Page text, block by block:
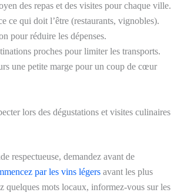
des repas et des visites pour chaque ville.
ce qui doit l’être (restaurants, vignobles).
pour réduire les dépenses.
proches pour limiter les transports.
une petite marge pour un coup de cœur
lors des dégustations et visites culinaires
respectueuse, demandez avant de
par les vins légers avant les plus
quelques mots locaux, informez-vous sur les